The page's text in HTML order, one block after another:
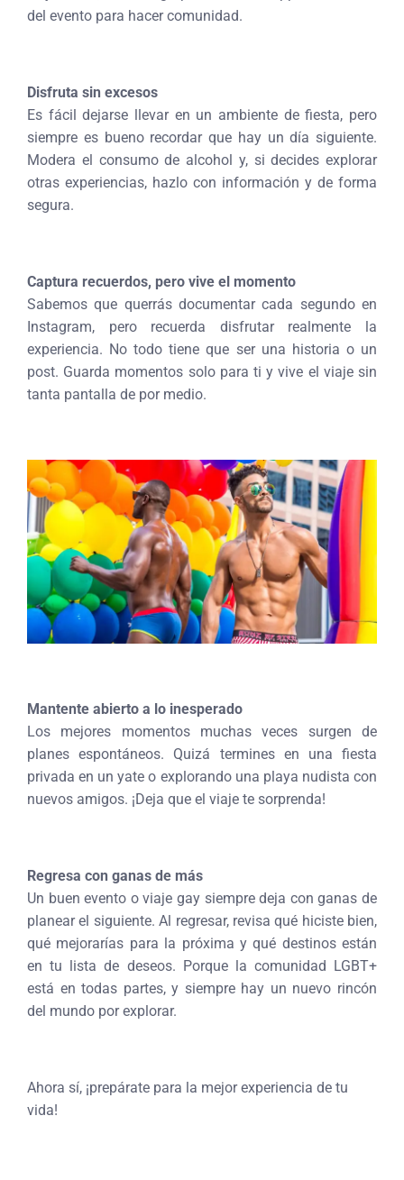
del evento para hacer comunidad.
Disfruta sin excesos
Es fácil dejarse llevar en un ambiente de fiesta, pero
siempre es bueno recordar que hay un día siguiente.
Modera el consumo de alcohol y, si decides explorar
otras experiencias, hazlo con información y de forma
segura.
Captura recuerdos, pero vive el momento
Sabemos que querrás documentar cada segundo en
Instagram, pero recuerda disfrutar realmente la
experiencia. No todo tiene que ser una historia o un
post. Guarda momentos solo para ti y vive el viaje sin
tanta pantalla de por medio.
Mantente abierto a lo inesperado
Los mejores momentos muchas veces surgen de
planes espontáneos. Quizá termines en una fiesta
privada en un yate o explorando una playa nudista con
nuevos amigos. ¡Deja que el viaje te sorprenda!
Regresa con ganas de más
Un buen evento o viaje gay siempre deja con ganas de
planear el siguiente. Al regresar, revisa qué hiciste bien,
qué mejorarías para la próxima y qué destinos están
en tu lista de deseos. Porque la comunidad LGBT+
está en todas partes, y siempre hay un nuevo rincón
del mundo por explorar.
Ahora sí, ¡prepárate para la mejor experiencia de tu
vida!